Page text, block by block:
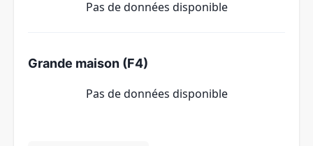
Pas de données disponible
Grande maison (F4)
Pas de données disponible